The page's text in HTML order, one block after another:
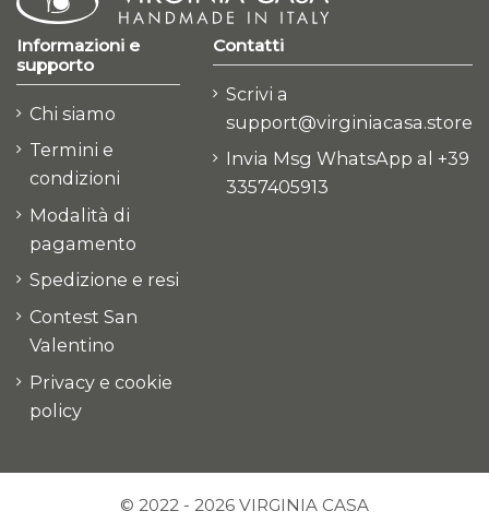
Informazioni e
supporto
Chi siamo
Termini e
condizioni
Modalità di
pagamento
Spedizione e resi
Contest San
Valentino
Privacy e cookie
policy
Contatti
Scrivi a
support@virginiacasa.store
Invia Msg WhatsApp al +39
3357405913
© 2022 - 2026 VIRGINIA CASA